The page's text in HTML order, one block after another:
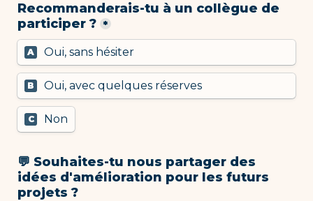
Recommanderais-tu à un collègue de
participer ? *
A Oui, sans hésiter
B Oui, avec quelques réserves
C Non
💬 Souhaites-tu nous partager des
idées d'amélioration pour les futurs
projets ?